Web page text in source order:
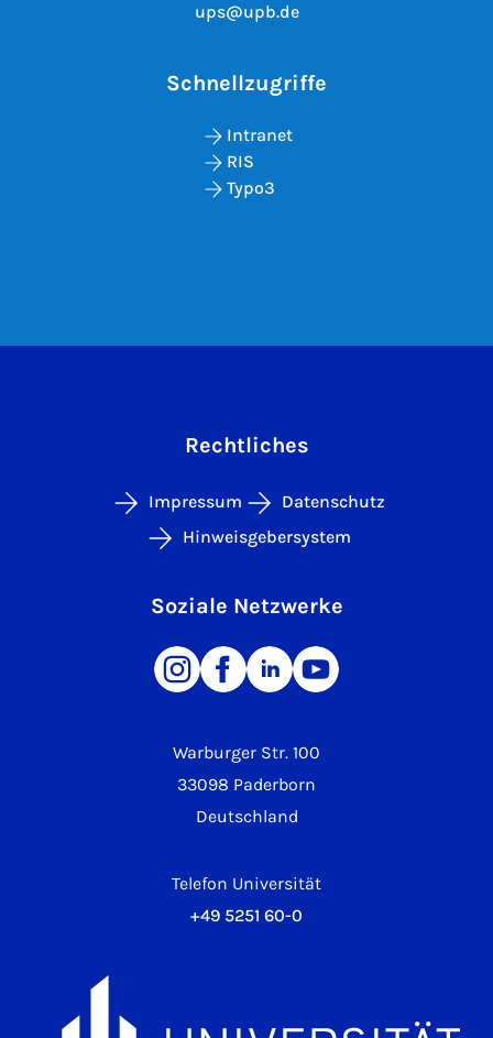
ups@upb.de
Schnellzugriffe
Intranet
RIS
Typo3
Warburger Str. 100
33098 Paderborn
Deutschland
Telefon Universität
+49 5251 60-0
Rechtliches
Impressum
Datenschutz
Hinweisgebersystem
Soziale Netzwerke